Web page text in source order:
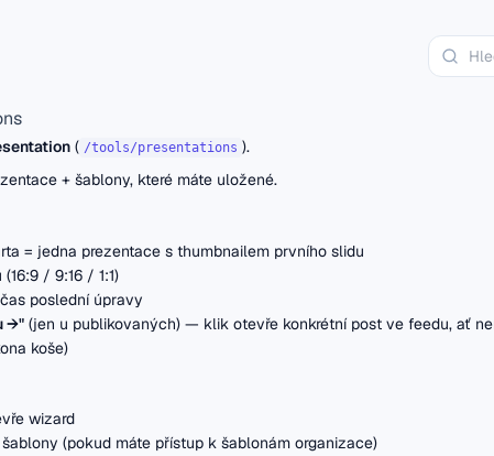
( /tools/presentations ).
+ šablony, které máte uložené.
= jedna prezentace s thumbnailem prvního slidu
/ 9:16 / 1:1)
poslední úpravy
→" (jen u publikovaných) — klik otevře konkrétní post ve feedu, ať
koše)
wizard
(pokud máte přístup k šablonám organizace)